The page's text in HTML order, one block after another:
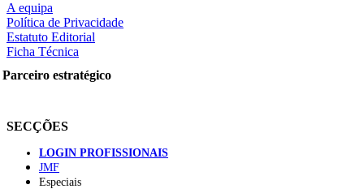
Partilhe nas redes sociais:
A equipa
Política de Privacidade
Estatuto Editorial
Ficha Técnica
Parceiro estratégico
SECÇÕES
LOGIN PROFISSIONAIS
JMF
Especiais